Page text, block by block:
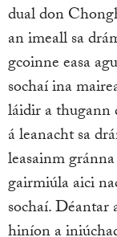
dual don
an imeall sa
gcoinne easa
sochaí ina
láidir a thugann
á leanacht sa
leasainm
gairmiúla aici
sochaí. Déantar